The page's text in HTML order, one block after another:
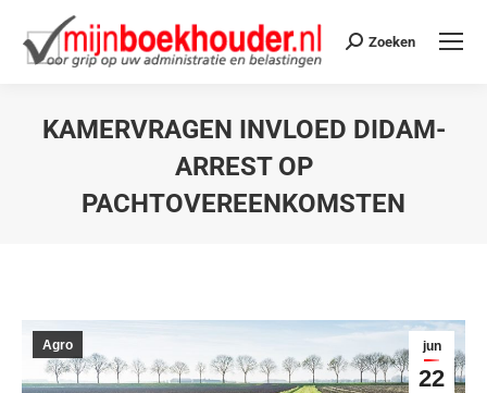
Zoeken
KAMERVRAGEN INVLOED DIDAM-
ARREST OP
PACHTOVEREENKOMSTEN
jun
22
Agro